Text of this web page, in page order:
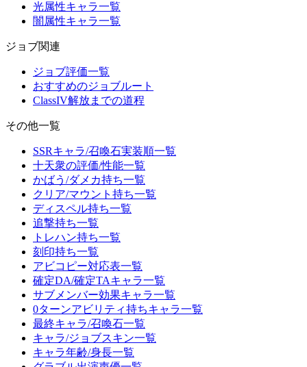
光属性キャラ一覧
闇属性キャラ一覧
ジョブ関連
ジョブ評価一覧
おすすめのジョブルート
ClassIV解放までの道程
その他一覧
SSRキャラ/召喚石実装順一覧
十天衆の評価/性能一覧
かばう/ダメカ持ち一覧
クリア/マウント持ち一覧
ディスペル持ち一覧
追撃持ち一覧
トレハン持ち一覧
刻印持ち一覧
アビコピー対応表一覧
確定DA/確定TAキャラ一覧
サブメンバー効果キャラ一覧
0ターンアビリティ持ちキャラ一覧
最終キャラ/召喚石一覧
キャラ/ジョブスキン一覧
キャラ年齢/身長一覧